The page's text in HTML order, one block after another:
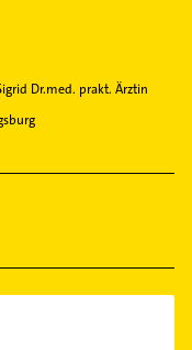
Dr.med. prakt. Ärztin